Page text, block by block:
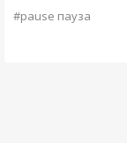
#pause пауза